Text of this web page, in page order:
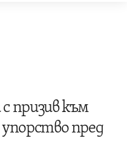
призив към
упорство пред